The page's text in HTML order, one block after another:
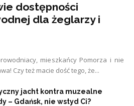
dostępności
dla żeglarzy i
mieszkańcy Pomorza i nie
Czy też macie dość tego, że...
jacht kontra muzealne
– Gdańsk, nie wstyd Ci?